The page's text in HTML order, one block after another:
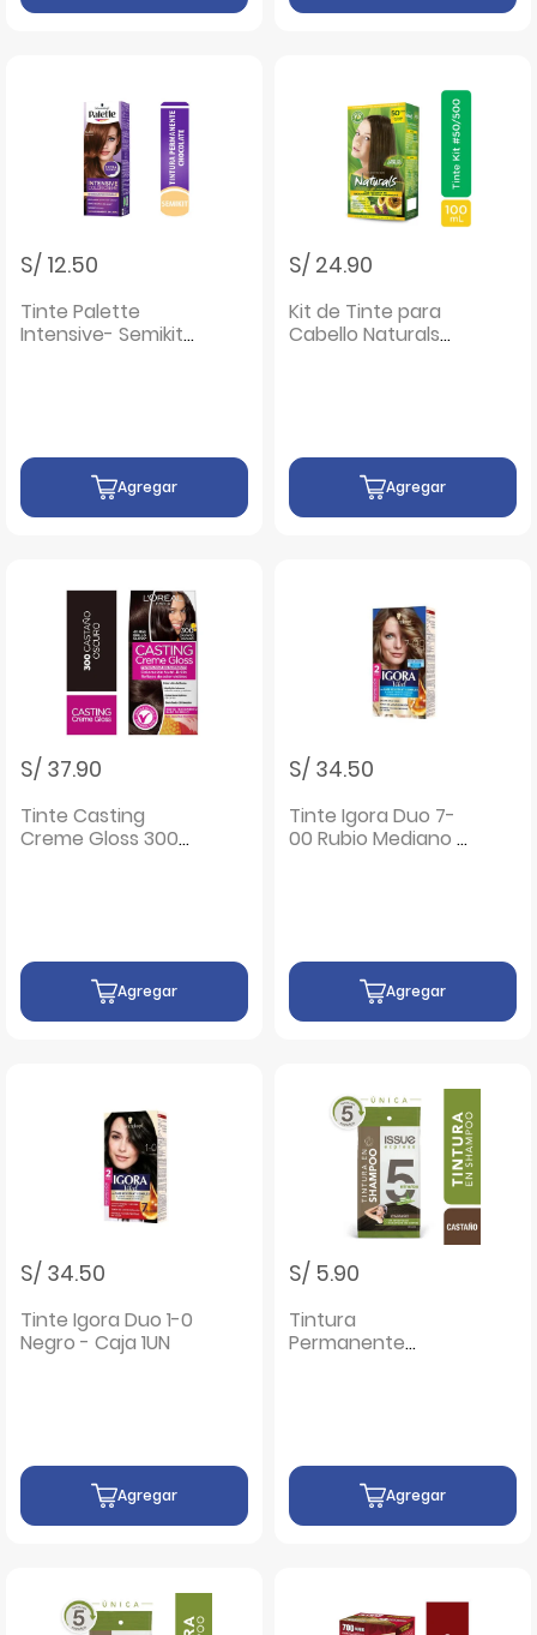
S/ 12.50
Tinte Palette
Intensive- Semikit
Agregar
S/ 24.90
Kit de Tinte para
Cabello Naturals
Agregar
S/ 37.90
Tinte Casting
Creme Gloss 300
Agregar
S/ 34.50
Tinte Igora Duo 7-
00 Rubio Mediano -
Agregar
S/ 34.50
Tinte Igora Duo 1-0
Negro - Caja 1UN
Agregar
S/ 5.90
Tintura
Permanente
Agregar